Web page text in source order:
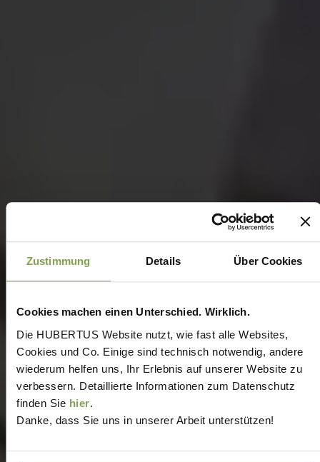
Zustimmung Details Über Cookies
Cookies machen einen Unterschied. Wirklich.
Die HUBERTUS Website nutzt, wie fast alle Websites,
Cookies und Co. Einige sind technisch notwendig, andere
wiederum helfen uns, Ihr Erlebnis auf unserer Website zu
verbessern. Detaillierte Informationen zum Datenschutz
finden Sie hier.
Danke, dass Sie uns in unserer Arbeit unterstützen!